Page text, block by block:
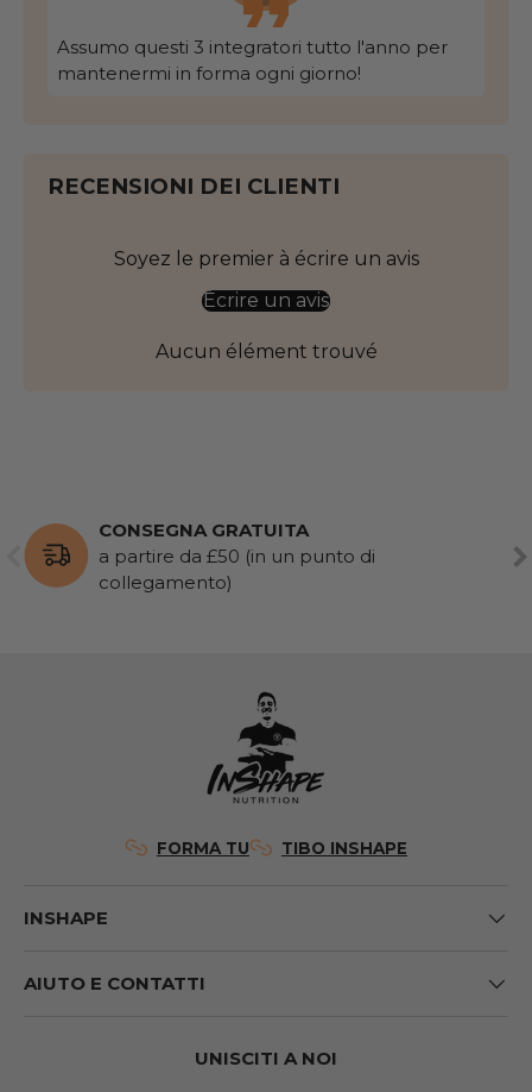
Assumo questi 3 integratori tutto l'anno per
mantenermi in forma ogni giorno!
RECENSIONI DEI CLIENTI
Soyez le premier à écrire un avis
Écrire un avis
Aucun élément trouvé
PRECEDENTE
CONSEGNA GRATUITA
a partire da £50 (in un punto di
collegamento)
FORMA TU TIBO INSHAPE
INSHAPE
AIUTO E CONTATTI
UNISCITI A NOI